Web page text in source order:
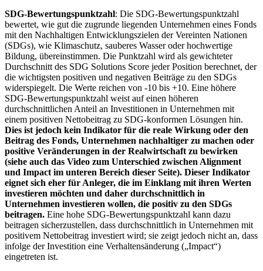
SDG-Bewertungspunktzahl: Die SDG-Bewertungspunktzahl
bewertet, wie gut die zugrunde liegenden Unternehmen eines Fonds
mit den Nachhaltigen Entwicklungszielen der Vereinten Nationen
(SDGs), wie Klimaschutz, sauberes Wasser oder hochwertige
Bildung, übereinstimmen. Die Punktzahl wird als gewichteter
Durchschnitt des SDG Solutions Score jeder Position berechnet, der
die wichtigsten positiven und negativen Beiträge zu den SDGs
widerspiegelt. Die Werte reichen von -10 bis +10. Eine höhere
SDG-Bewertungspunktzahl weist auf einen höheren
durchschnittlichen Anteil an Investitionen in Unternehmen mit
einem positiven Nettobeitrag zu SDG-konformen Lösungen hin.
Dies ist jedoch kein Indikator für die reale Wirkung oder den
Beitrag des Fonds, Unternehmen nachhaltiger zu machen oder
positive Veränderungen in der Realwirtschaft zu bewirken
(siehe auch das Video zum Unterschied zwischen Alignment
und Impact im unteren Bereich dieser Seite). Dieser Indikator
eignet sich eher für Anleger, die im Einklang mit ihren Werten
investieren möchten und daher durchschnittlich in
Unternehmen investieren wollen, die positiv zu den SDGs
beitragen. Eine hohe SDG-Bewertungspunktzahl kann dazu
beitragen sicherzustellen, dass durchschnittlich in Unternehmen mit
positivem Nettobeitrag investiert wird; sie zeigt jedoch nicht an, dass
infolge der Investition eine Verhaltensänderung („Impact“)
eingetreten ist.